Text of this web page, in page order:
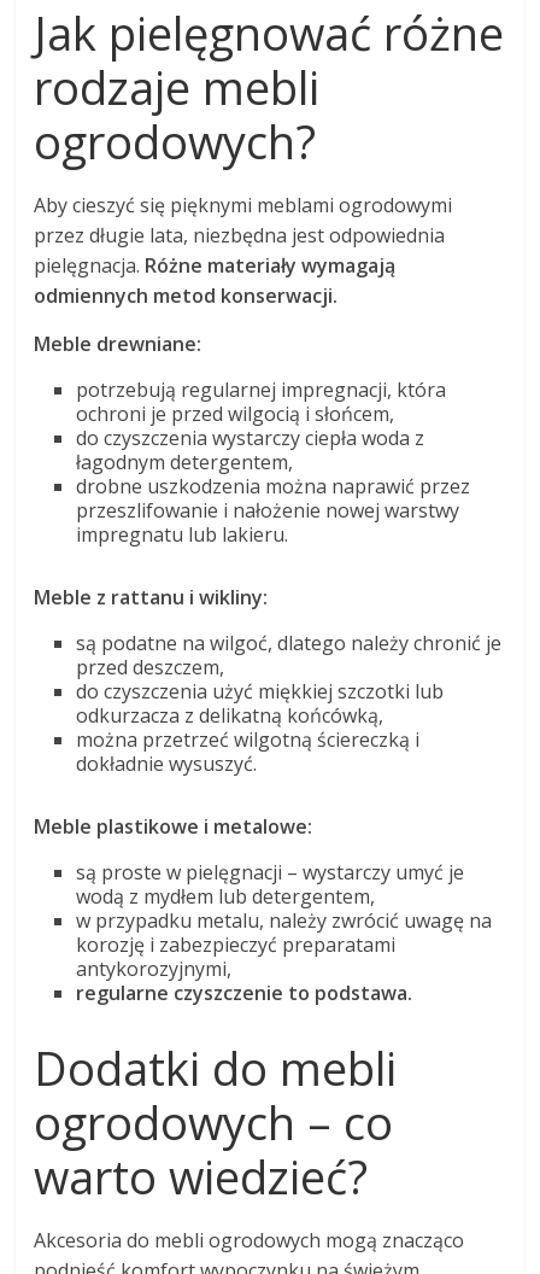
Jak pielęgnować różne
rodzaje mebli
ogrodowych?
Aby cieszyć się pięknymi meblami ogrodowymi
przez długie lata, niezbędna jest odpowiednia
pielęgnacja. Różne materiały wymagają
odmiennych metod konserwacji.
Meble drewniane:
potrzebują regularnej impregnacji, która
ochroni je przed wilgocią i słońcem,
do czyszczenia wystarczy ciepła woda z
łagodnym detergentem,
drobne uszkodzenia można naprawić przez
przeszlifowanie i nałożenie nowej warstwy
impregnatu lub lakieru.
Meble z rattanu i wikliny:
są podatne na wilgoć, dlatego należy chronić je
przed deszczem,
do czyszczenia użyć miękkiej szczotki lub
odkurzacza z delikatną końcówką,
można przetrzeć wilgotną ściereczką i
dokładnie wysuszyć.
Meble plastikowe i metalowe:
są proste w pielęgnacji – wystarczy umyć je
wodą z mydłem lub detergentem,
w przypadku metalu, należy zwrócić uwagę na
korozję i zabezpieczyć preparatami
antykorozyjnymi,
regularne czyszczenie to podstawa.
Dodatki do mebli
ogrodowych – co
warto wiedzieć?
Akcesoria do mebli ogrodowych mogą znacząco